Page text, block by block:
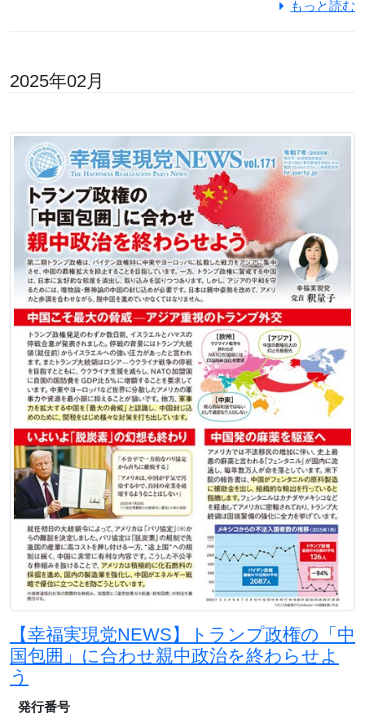
もっと読む
2025年02月
【幸福実現党NEWS】トランプ政権の「中
国包囲」に合わせ親中政治を終わらせよ
う
発行番号